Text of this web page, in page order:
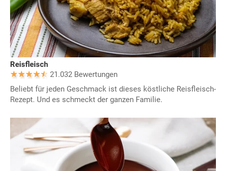
Reisfleisch
21.032 Bewertungen
Beliebt für jeden Geschmack ist dieses köstliche Reisfleisch-
Rezept. Und es schmeckt der ganzen Familie.